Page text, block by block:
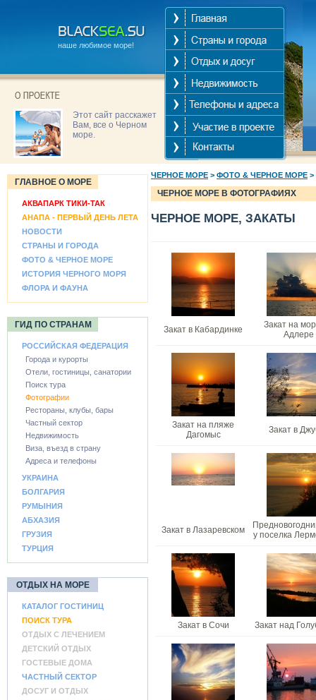
наше любимое море!
Этот сайт расскажет
Вам, все о Черном
море.
ГЛАВНОЕ О МОРЕ
АКВАПАРК ТИКИ-ТАК
АНАПА - ПЕРВЫЙ ДЕНЬ ЛЕТА
НОВОСТИ
СТРАНЫ И ГОРОДА
ФОТО & ЧЕРНОЕ МОРЕ
ИСТОРИЯ ЧЕРНОГО МОРЯ
ФЛОРА И ФАУНА
ГИД ПО СТРАНАМ
РОССИЙСКАЯ ФЕДЕРАЦИЯ
Города и курорты
Отели, гостиницы, санатории
Поиск тура
Фотографии
Рестораны, клубы, бары
Частный сектор
Недвижимость
Виза, въезд в страну
Адреса и телефоны
УКРАИНА
БОЛГАРИЯ
РУМЫНИЯ
АБХАЗИЯ
ГРУЗИЯ
ТУРЦИЯ
ОТДЫХ НА МОРЕ
КАТАЛОГ ГОСТИНИЦ
ПОИСК ТУРА
ОТДЫХ С ЛЕЧЕНИЕМ
ДЕТСКИЙ ОТДЫХ
ГОСТЕВЫЕ ДОМА
ЧАСТНЫЙ СЕКТОР
ДОСУГ И ОТДЫХ
ЧЕРНОЕ МОРЕ > ФОТО & ЧЕРНОЕ МОРЕ >
ЧЕРНОЕ МОРЕ В ФОТОГРАФИЯХ
ЧЕРНОЕ МОРЕ, ЗАКАТЫ
Закат в Кабардинке
Закат на
Адлере
Закат на пляже
Дагомыс
Закат в
Закат в Лазаревском
у поселка
Закат в Сочи Закат над